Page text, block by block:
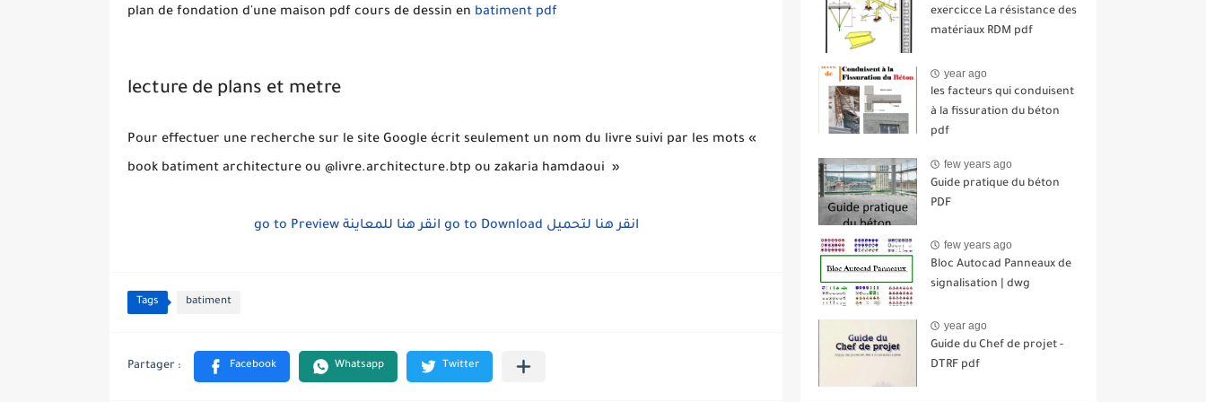
plan de fondation d'une maison pdf cours de dessin en batiment pdf
lecture de plans et metre
Pour effectuer une recherche sur le site Google écrit seulement un nom du livre suivi par les mots «
book batiment architecture ou @livre.architecture.btp ou zakaria hamdaoui »
go to Preview انقر هنا للمعاينة go to Download انقر هنا لتحميل
Tags batiment
exercicce La résistance des
matériaux RDM pdf
year ago
les facteurs qui conduisent
à la fissuration du béton
pdf
few years ago
Guide pratique du béton
PDF
few years ago
Bloc Autocad Panneaux de
signalisation | dwg
year ago
Guide du Chef de projet -
DTRF pdf